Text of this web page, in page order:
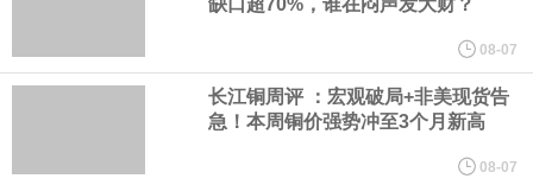
元，最近3年复合增长率达70.36%，呈快速增长趋势，并形成多项
缺口超70%，谁在闷声发大财？
08-07
长江铜周评 ：宏观破局+非美现货告
急！本周铜价强势冲至3个月新高
08-07